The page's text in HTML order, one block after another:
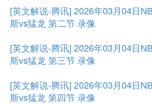
[英文解说-腾讯] 2026年03月04日
斯vs猛龙 第二节 录像
[英文解说-腾讯] 2026年03月04日
斯vs猛龙 第三节 录像
[英文解说-腾讯] 2026年03月04日
斯vs猛龙 第四节 录像